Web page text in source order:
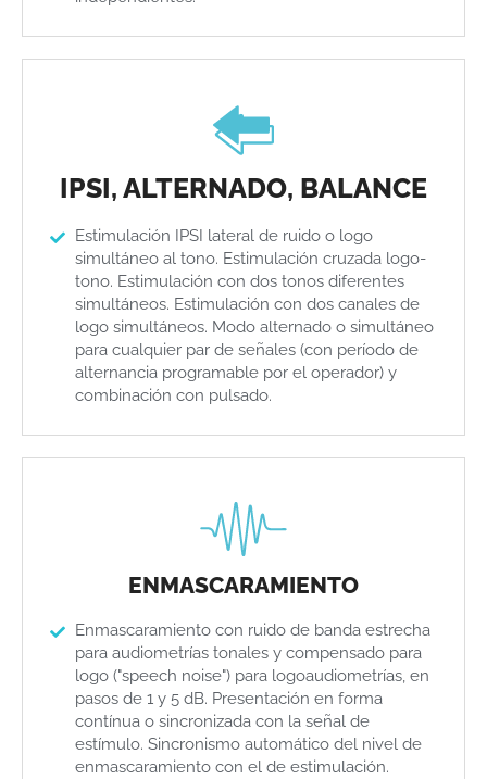
IPSI, ALTERNADO, BALANCE
Estimulación IPSI lateral de ruido o logo
simultáneo al tono. Estimulación cruzada logo-
tono. Estimulación con dos tonos diferentes
simultáneos. Estimulación con dos canales de
logo simultáneos. Modo alternado o simultáneo
para cualquier par de señales (con período de
alternancia programable por el operador) y
combinación con pulsado.
ENMASCARAMIENTO
Enmascaramiento con ruido de banda estrecha
para audiometrías tonales y compensado para
logo ("speech noise") para logoaudiometrías, en
pasos de 1 y 5 dB. Presentación en forma
contínua o sincronizada con la señal de
estímulo. Sincronismo automático del nivel de
enmascaramiento con el de estimulación.